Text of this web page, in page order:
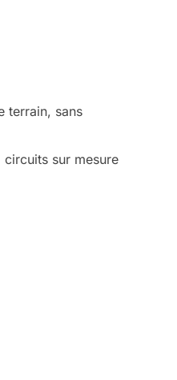
terrain, sans
sur mesure